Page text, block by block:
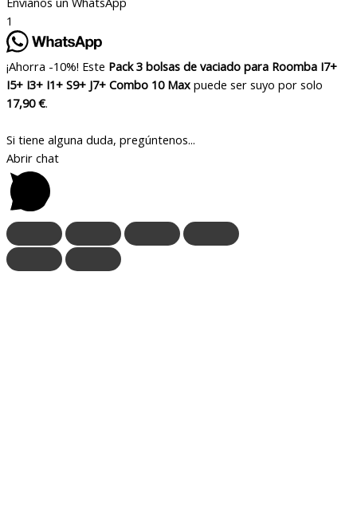
1
¡Ahorra -10%! Este Pack 3 bolsas de vaciado para Roomba I7+
I5+ I3+ I1+ S9+ J7+ Combo 10 Max puede ser suyo por solo
17,90 €.
Si tiene alguna duda, pregúntenos...
Abrir chat